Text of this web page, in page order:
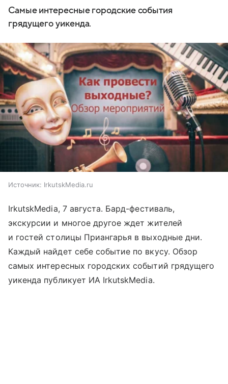
Самые интересные городские события
грядущего уикенда.
Источник: IrkutskMedia.ru
IrkutskMedia, 7 августа. Бард-фестиваль,
экскурсии и многое другое ждет жителей
и гостей столицы Приангарья в выходные дни.
Каждый найдет себе событие по вкусу. Обзор
самых интересных городских событий грядущего
уикенда публикует ИА IrkutskMedia.